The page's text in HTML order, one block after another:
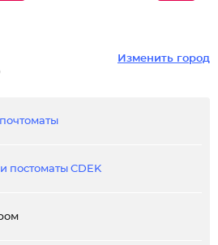
Изменить город
постоматы CDEK